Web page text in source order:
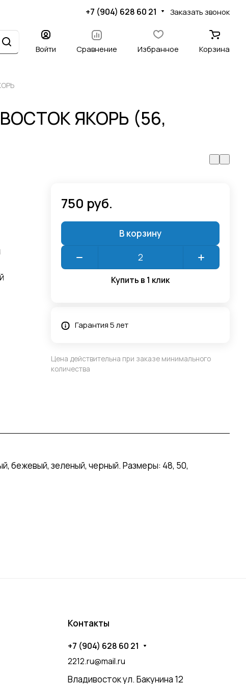
+7 (904) 628 60 21 Заказать звонок
Войти Сравнение Избранное Корзина
ЯКОРЬ (56,
750 руб.
В корзину
Купить в 1 клик
Гарантия 5 лет
Цена действительна при заказе минимального
количества
бежевый, зеленый, черный. Размеры: 48, 50,
Контакты
+7 (904) 628 60 21
2212.ru@mail.ru
Владивосток ул. Бакунина 12